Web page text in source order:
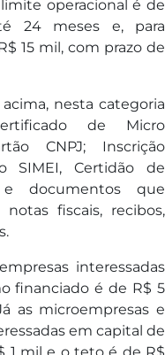
operacional é de
24 meses e, para
15 mil, com prazo de
nesta categoria
de Micro
CNPJ; Inscrição
SIMEI, Certidão de
e documentos que
fiscais, recibos,
interessadas
financiado é de R$ 5
as microempresas e
em capital de